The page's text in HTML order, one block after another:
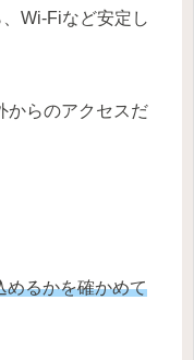
Wi-Fiなど安定し
からのアクセスだ
めるかを確かめて